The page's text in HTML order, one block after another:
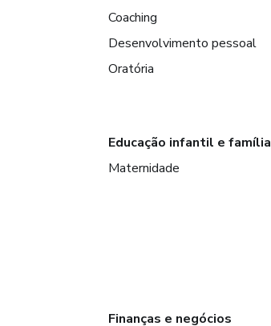
Coaching
Desenvolvimento pessoal
Oratória
Educação infantil e família
Maternidade
Finanças e negócios